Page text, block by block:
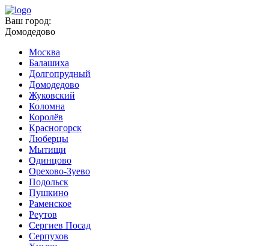
Ваш город:
Домодедово
Москва
Балашиха
Долгопрудный
Домодедово
Жуковский
Коломна
Королёв
Красногорск
Люберцы
Мытищи
Одинцово
Орехово-Зуево
Подольск
Пушкино
Раменское
Реутов
Сергиев Посад
Серпухов